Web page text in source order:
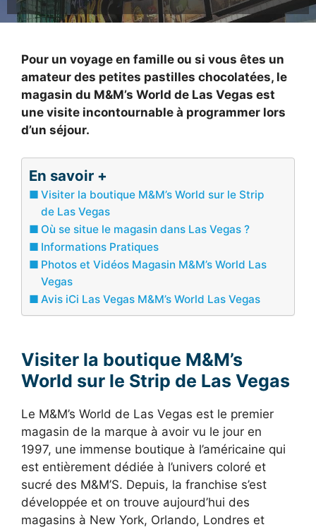
Pour un voyage en famille ou si vous êtes un
amateur des petites pastilles chocolatées, le
magasin du M&M’s World de Las Vegas est
une visite incontournable à programmer lors
d’un séjour.
En savoir +
Visiter la boutique M&M’s World sur le Strip
de Las Vegas
Où se situe le magasin dans Las Vegas ?
Informations Pratiques
Photos et Vidéos Magasin M&M’s World Las
Vegas
Avis iCi Las Vegas M&M’s World Las Vegas
Visiter la boutique M&M’s
World sur le Strip de Las Vegas
Le M&M’s World de Las Vegas est le premier
magasin de la marque à avoir vu le jour en
1997, une immense boutique à l’américaine qui
est entièrement dédiée à l’univers coloré et
sucré des M&M’S. Depuis, la franchise s’est
développée et on trouve aujourd’hui des
magasins à New York, Orlando, Londres et